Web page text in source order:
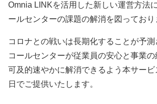
Omnia LINKを活用した新しい運営方法
ールセンターの課題の解消を図っており
コロナとの戦いは長期化することが予測
コールセンターが従業員の安心と事業
可及的速やかに解消できるよう本サー
日でご提供いたします。